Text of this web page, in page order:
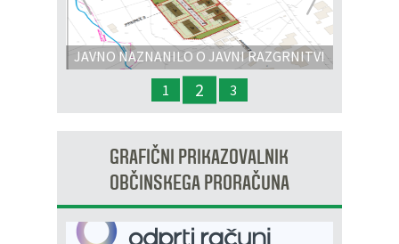
JAVNO NAZNANILO O JAVNI RAZGRNITVI
IN JAVNI OBRAVNAVI - OPPN na območju
OP8/009 – stanovanjsko območje Dobrava 3
Prejšnja
1 2 3
GRAFIČNI PRIKAZOVALNIK
OBČINSKEGA PRORAČUNA